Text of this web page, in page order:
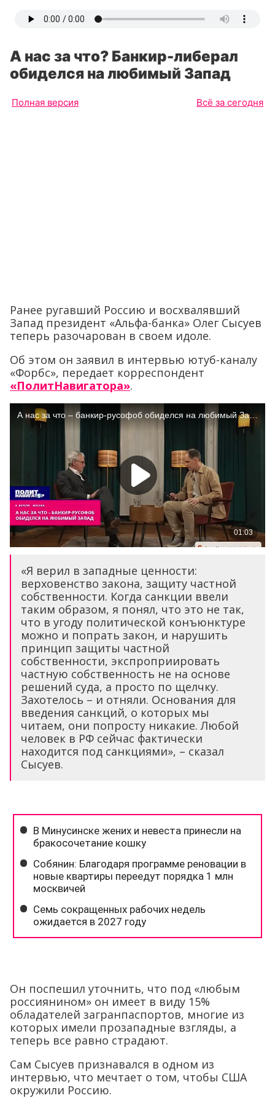
А нас за что? Банкир-либерал
обиделся на любимый Запад
Полная версия Всё за сегодня
Ранее ругавший Россию и восхвалявший
Запад президент «Альфа-банка» Олег Сысуев
теперь разочарован в своем идоле.
Об этом он заявил в интервью ютуб-каналу
«Форбс», передает корреспондент
«ПолитНавигатора».
«Я верил в западные ценности:
верховенство закона, защиту частной
собственности. Когда санкции ввели
таким образом, я понял, что это не так,
что в угоду политической конъюнктуре
можно и попрать закон, и нарушить
принцип защиты частной
собственности, экспроприировать
частную собственность не на основе
решений суда, а просто по щелчку.
Захотелось – и отняли. Основания для
введения санкций, о которых мы
читаем, они попросту никакие. Любой
человек в РФ сейчас фактически
находится под санкциями», – сказал
Сысуев.
Он поспешил уточнить, что под «любым
россиянином» он имеет в виду 15%
обладателей загранпаспортов, многие из
которых имели прозападные взгляды, а
теперь все равно страдают.
Сам Сысуев признавался в одном из
интервью, что мечтает о том, чтобы США
окружили Россию.